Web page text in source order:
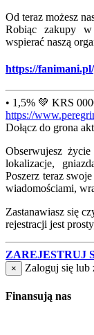
Od teraz możesz
Robiąc zakupy w
wspierać naszą
https://
• 1,5% 💚 KRS
https://
Dołącz do grona
Obserwujesz
lokalizacje,
Poszerz teraz
wiadomościami,
Zastanawiasz się
rejestracji jest
ZAREJESTRUJ
× Zaloguj się lub
Finansują nas